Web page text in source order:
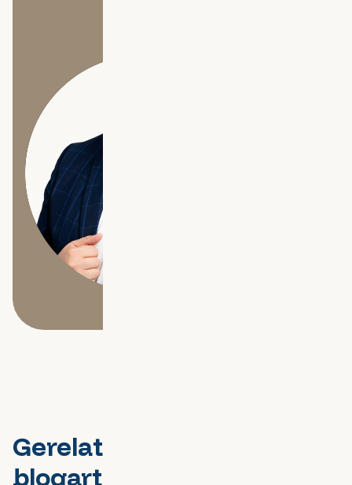
Gerelateerde
blogartikelen